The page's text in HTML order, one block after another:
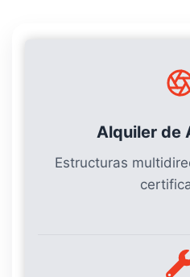
Alquiler de
Estructuras